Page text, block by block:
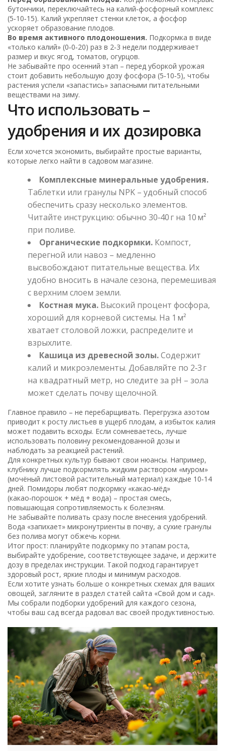
бутончики, переключайтесь на калий‑фосфорный комплекс
(5‑10‑15). Калий укрепляет стенки клеток, а фосфор
ускоряет образование плодов.
Во время активного плодоношения. Подкормка в виде
«только калий» (0‑0‑20) раз в 2‑3 недели поддерживает
размер и вкус ягод, томатов, огурцов.
Не забывайте про осенний этап – перед уборкой урожая
стоит добавить небольшую дозу фосфора (5‑10‑5), чтобы
растения успели «запастись» запасными питательными
веществами на зиму.
Что использовать –
удобрения и их дозировка
Если хочется экономить, выбирайте простые варианты,
которые легко найти в садовом магазине.
Комплексные минеральные удобрения.
Таблетки или гранулы NPK – удобный способ
обеспечить сразу несколько элементов.
Читайте инструкцию: обычно 30‑40 г на 10 м²
при поливе.
Органические подкормки. Компост,
перегной или навоз – медленно
высвобождают питательные вещества. Их
удобно вносить в начале сезона, перемешивая
с верхним слоем земли.
Костная мука. Высокий процент фосфора,
хороший для корневой системы. На 1 м²
хватает столовой ложки, распределите и
взрыхлите.
Кашица из древесной золы.Содержит
калий и микроэлементы. Добавляйте по 2‑3 г
на квадратный метр, но следите за pH – зола
может сделать почву щелочной.
Главное правило – не перебарщивать. Перегрузка азотом
приводит к росту листьев в ущерб плодам, а избыток калия
может подавить всходы. Если сомневаетесь, лучше
использовать половину рекомендованной дозы и
наблюдать за реакцией растений.
Для конкретных культур бывают свои нюансы. Например,
клубнику лучше подкормлять жидким раствором «муром»
(мочёный листовой растительный материал) каждые 10‑14
дней. Помидоры любят подкормку «какао‑мёд»
(какао‑порошок + мёд + вода) – простая смесь,
повышающая сопротивляемость к болезням.
Не забывайте поливать сразу после внесения удобрений.
Вода «запихает» микронутриенты в почву, а сухие гранулы
без полива могут обжечь корни.
Итог прост: планируйте подкормку по этапам роста,
выбирайте удобрение, соответствующее задаче, и держите
дозу в пределах инструкции. Такой подход гарантирует
здоровый рост, яркие плоды и минимум расходов.
Если хотите узнать больше о конкретных схемах для ваших
овощей, загляните в раздел статей сайта «Свой дом и сад».
Мы собрали подборки удобрений для каждого сезона,
чтобы ваш сад всегда радовал вас своей продуктивностью.